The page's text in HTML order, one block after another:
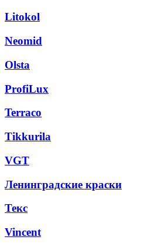
Litokol
Neomid
Olsta
ProfiLux
Terraco
Tikkurila
VGT
Ленинградские краски
Текс
Vincent